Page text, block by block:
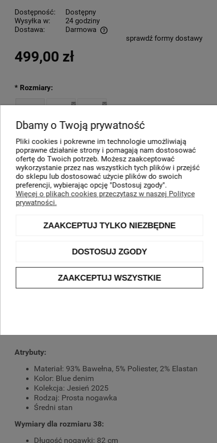
Dostępność:
Dostępny
Wysyłka w:
24 godziny
Dostawa:
Darmowa
Cena nie zawiera ewentualnych kosztów płatnościsprawdź formy dostawy
499,00 zł
* Rozmiary:
DO KOSZYKA
dodaj do przechowalni
*- Pole wymagane
Kod produktu:
922006-68001-
OPIS
Atrybuty:
Materiał: 93% Bawełna, 5% Poliester, 2% Elastan
Kolor: Blue denim
Kolekcja: Jesień 2025
Rodzaj: Prosta nogawka
Średni stan
Wymiary dla rozmiaru 38:
Długość nogawki: 82 cm
Dbamy o Twoją prywatność
Pliki cookies i pokrewne im technologie umożliwiają
poprawne działanie strony i pomagają nam dostosować
ofertę do Twoich potrzeb. Możesz zaakceptować
wykorzystanie przez nas wszystkich tych plików i przejść
do sklepu lub dostosować użycie plików do swoich
preferencji, wybierając opcję "Dostosuj zgody".
Więcej o plikach cookies przeczytasz w naszej Polityce
prywatności.
ZAAKCEPTUJ TYLKO NIEZBĘDNE
DOSTOSUJ ZGODY
ZAAKCEPTUJ WSZYSTKIE